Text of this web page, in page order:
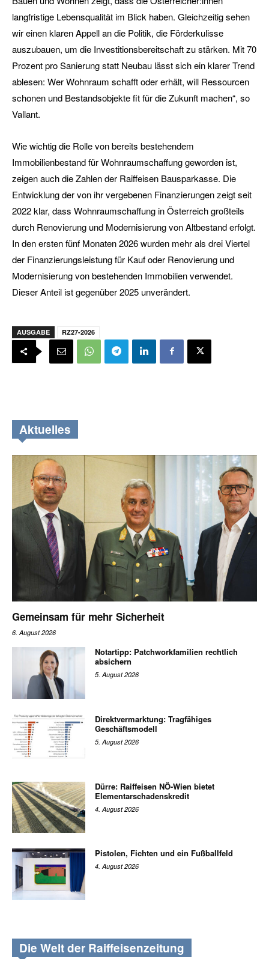
langfristige Lebensqualität im Blick haben. Gleichzeitig sehen
wir einen klaren Appell an die Politik, die Förderkulisse
auszubauen, um die Investitionsbereitschaft zu stärken. Mit 70
Prozent pro Sanierung statt Neubau lässt sich ein klarer Trend
ablesen: Wer Wohnraum schafft oder erhält, will Ressourcen
schonen und Bestandsobjekte fit für die Zukunft machen“, so
Vallant.
Wie wichtig die Rolle von bereits bestehendem
Immobilienbestand für Wohnraumschaffung geworden ist,
zeigen auch die Zahlen der Raiffeisen Bausparkasse. Die
Entwicklung der von ihr vergebenen Finanzierungen zeigt seit
2022 klar, dass Wohnraumschaffung in Österreich großteils
durch Renovierung und Modernisierung von Altbestand erfolgt.
In den ersten fünf Monaten 2026 wurden mehr als drei Viertel
der Finanzierungsleistung für Kauf oder Renovierung und
Modernisierung von bestehenden Immobilien verwendet.
Dieser Anteil ist gegenüber 2025 unverändert.
AUSGABE RZ27-2026
Aktuelles
Gemeinsam für mehr Sicherheit
6. August 2026
Notartipp: Patchworkfamilien rechtlich
absichern
5. August 2026
Direktvermarktung: Tragfähiges
Geschäftsmodell
5. August 2026
Dürre: Raiffeisen NÖ-Wien bietet
Elementarschadenskredit
4. August 2026
Pistolen, Fichten und ein Fußballfeld
4. August 2026
Die Welt der Raiffeisenzeitung